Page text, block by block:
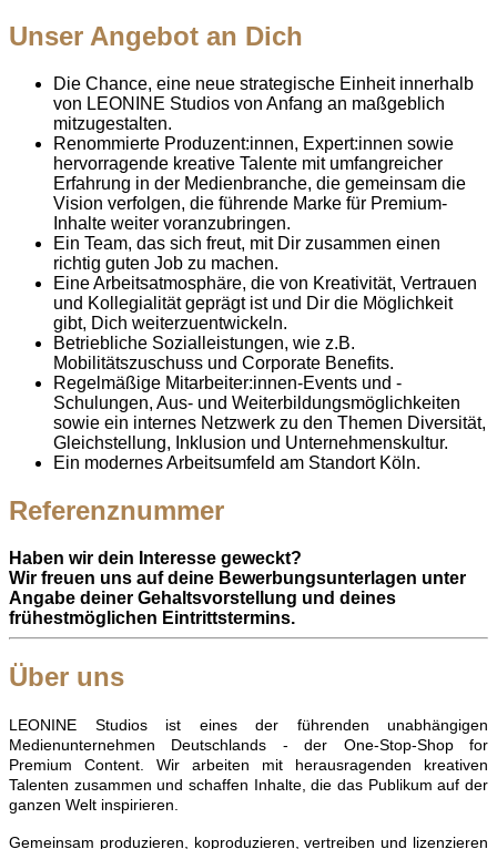
Unser Angebot an Dich
Die Chance, eine neue strategische Einheit innerhalb
von LEONINE Studios von Anfang an maßgeblich
mitzugestalten.
Renommierte Produzent:innen, Expert:innen sowie
hervorragende kreative Talente mit umfangreicher
Erfahrung in der Medienbranche, die gemeinsam die
Vision verfolgen, die führende Marke für Premium-
Inhalte weiter voranzubringen.
Ein Team, das sich freut, mit Dir zusammen einen
richtig guten Job zu machen.
Eine Arbeitsatmosphäre, die von Kreativität, Vertrauen
und Kollegialität geprägt ist und Dir die Möglichkeit
gibt, Dich weiterzuentwickeln.
Betriebliche Sozialleistungen, wie z.B.
Mobilitätszuschuss und Corporate Benefits.
Regelmäßige Mitarbeiter:innen-Events und -
Schulungen, Aus- und Weiterbildungsmöglichkeiten
sowie ein internes Netzwerk zu den Themen Diversität,
Gleichstellung, Inklusion und Unternehmenskultur.
Ein modernes Arbeitsumfeld am Standort Köln.
Referenznummer
Haben wir dein Interesse geweckt?
Wir freuen uns auf deine Bewerbungsunterlagen unter
Angabe deiner Gehaltsvorstellung und deines
frühestmöglichen Eintrittstermins.
Über uns
LEONINE Studios ist eines der führenden unabhängigen
Medienunternehmen Deutschlands - der One-Stop-Shop for
Premium Content. Wir arbeiten mit herausragenden kreativen
Talenten zusammen und schaffen Inhalte, die das Publikum auf der
ganzen Welt inspirieren.
Gemeinsam produzieren, koproduzieren, vertreiben und lizenzieren